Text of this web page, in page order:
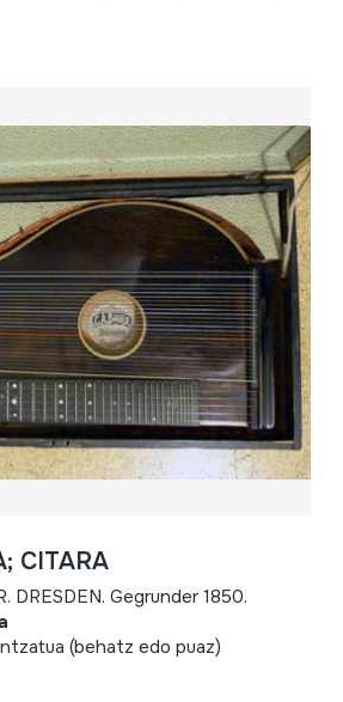
CITARA
DRESDEN. Gegrunder 1850.
(behatz edo puaz)